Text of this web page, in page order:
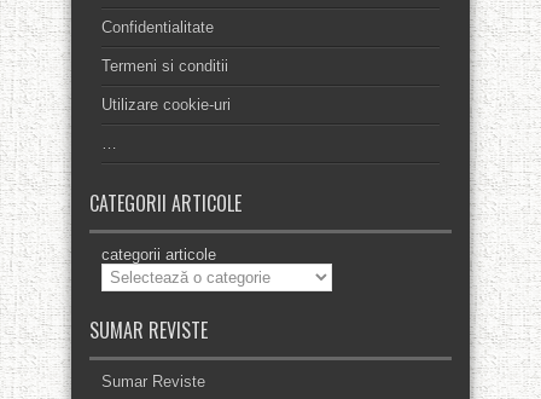
Confidentialitate
Termeni si conditii
Utilizare cookie-uri
…
CATEGORII ARTICOLE
categorii articole
SUMAR REVISTE
Sumar Reviste